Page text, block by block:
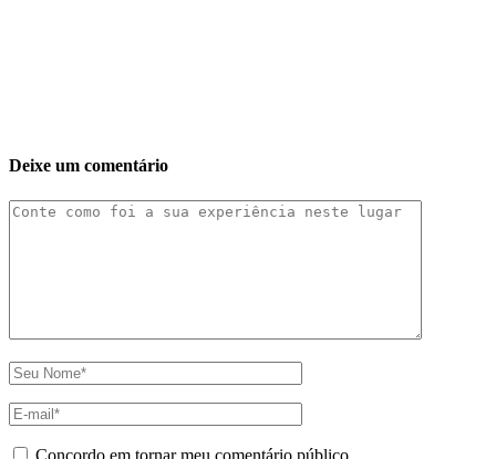
Deixe um comentário
Concordo em tornar meu comentário público